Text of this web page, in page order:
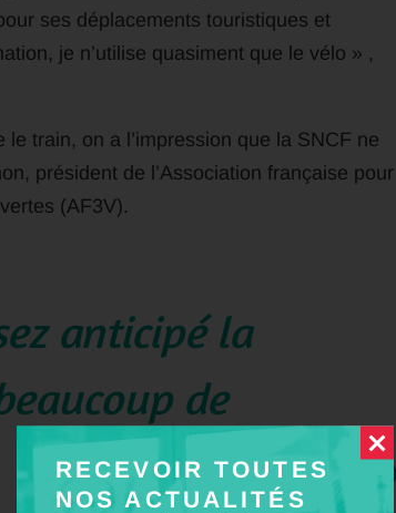
RECEVOIR TOUTES
NOS ACTUALITÉS
ses déplacements touristiques et
je n’utilise quasiment que le vélo » ,
train, on a l’impression que la SNCF ne
président de l’Association française pour
(AF3V).
anticipé la
de